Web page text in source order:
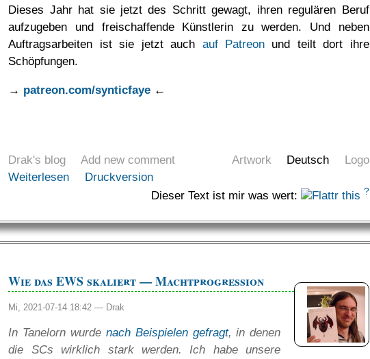
Dieses Jahr hat sie jetzt des Schritt gewagt, ihren regulären Beruf
aufzugeben und freischaffende Künstlerin zu werden. Und neben
Auftragsarbeiten ist sie jetzt auch auf Patreonund teilt dort ihre
Schöpfungen.
→ patreon.com/synticfaye ←
Artwork Deutsch Logo
Drak's blog
Add new comment
Weiterlesen
Druckversion
Dieser Text ist mir was wert:
?
Wie das EWS skaliert — Machtprogression
Mi, 2021-07-14 18:42 — Drak
In Tanelorn wurde nach Beispielen gefragt, in denen
die SCs wirklich stark werden. Ich habe unsere